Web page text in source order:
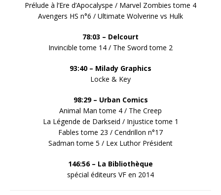
Prélude à l’Ere d’Apocalyspe / Marvel Zombies tome 4
Avengers HS n°6 / Ultimate Wolverine vs Hulk
78:03 – Delcourt
Invincible tome 14 / The Sword tome 2
93:40 – Milady Graphics
Locke & Key
98:29 – Urban Comics
Animal Man tome 4 / The Creep
La Légende de Darkseid / Injustice tome 1
Fables tome 23 / Cendrillon n°17
Sadman tome 5 / Lex Luthor Président
146:56 – La Bibliothèque
spécial éditeurs VF en 2014